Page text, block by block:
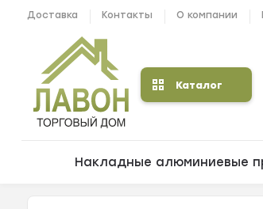
Доставка Контакты О компании
Каталог
Накладные алюминиевые